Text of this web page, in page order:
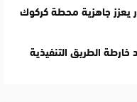
يعزز جاهزية محطة كركوك
الطريق التنفيذية